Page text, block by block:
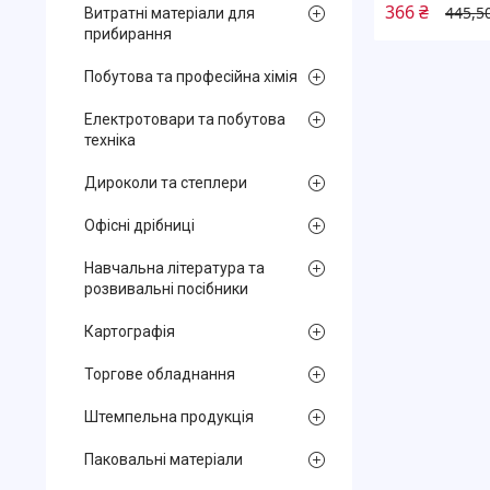
366 ₴
Витратні матеріали для
прибирання
Побутова та професійна хімія
Електротовари та побутова
техніка
Дироколи та степлери
Офісні дрібниці
Навчальна література та
розвивальні посібники
Картографія
Торгове обладнання
Штемпельна продукція
Паковальні матеріали